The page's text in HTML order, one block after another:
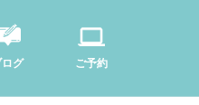
ログ ご予約